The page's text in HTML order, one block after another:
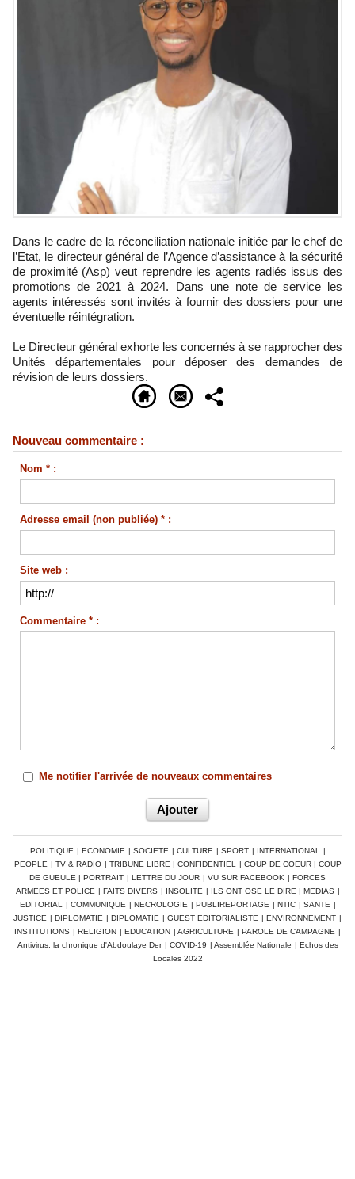
Dans le cadre de la réconciliation nationale initiée par le chef de
l’Etat, le directeur général de l’Agence d’assistance à la sécurité
de proximité (Asp) veut reprendre les agents radiés issus des
promotions de 2021 à 2024. Dans une note de service les
agents intéressés sont invités à fournir des dossiers pour une
éventuelle réintégration.
Le Directeur général exhorte les concernés à se rapprocher des
Unités départementales pour déposer des demandes de
révision de leurs dossiers.
Nouveau commentaire :
Nom * :
Adresse email (non publiée) * :
Site web :
Commentaire * :
Me notifier l'arrivée de nouveaux commentaires
POLITIQUE | ECONOMIE | SOCIETE | CULTURE | SPORT | INTERNATIONAL
|
PEOPLE | TV & RADIO | TRIBUNE LIBRE | CONFIDENTIEL | COUP DE COEUR | COUP
DE GUEULE | PORTRAIT | LETTRE DU JOUR | VU SUR FACEBOOK | FORCES
ARMEES ET POLICE | FAITS DIVERS | INSOLITE | ILS ONT OSE LE DIRE | MEDIAS |
EDITORIAL
| COMMUNIQUE | NECROLOGIE | PUBLIREPORTAGE | NTIC | SANTE |
JUSTICE | DIPLOMATIE | DIPLOMATIE | GUEST EDITORIALISTE | ENVIRONNEMENT |
INSTITUTIONS | RELIGION | EDUCATION | AGRICULTURE | PAROLE DE CAMPAGNE |
Antivirus, la chronique d'Abdoulaye Der | COVID-19 | Assemblée Nationale | Echos des
Locales 2022